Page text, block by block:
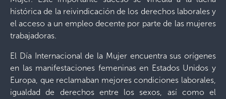
histórica de la reivindicación de los derechos laborales y
el acceso a un empleo decente por parte de las mujeres
trabajadoras.
El Día Internacional de la Mujer encuentra sus orígenes
en las manifestaciones femeninas en Estados Unidos y
Europa, que reclamaban mejores condiciones laborales,
igualdad de derechos entre los sexos, así como el